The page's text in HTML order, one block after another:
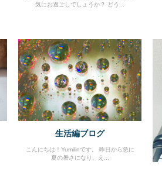
気にお過ごしでしょうか？ どう...
生活編ブログ
こんにちは！Yumilinです。 昨日から急に
夏の暑さになり、え...